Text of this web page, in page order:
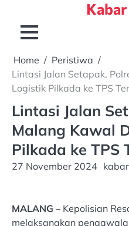
content
Home
Peristiwa
Lintasi Jalan Setapak,
Logistik Pilkada ke TPS
Lintasi Jalan
Malang Kawal
Pilkada ke TPS
27 November 2024
MALANG –Kepolisian
melaksanakan